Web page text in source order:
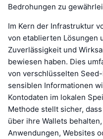
Bedrohungen zu
Im Kern der Infrastruktur
von etablierten Lösungen
Zuverlässigkeit und
bewiesen haben. Dies
von verschlüsselten
sensiblen Informationen
Kontodaten im lokalen
Methode stellt sicher,
über ihre Wallets
Anwendungen, Websites